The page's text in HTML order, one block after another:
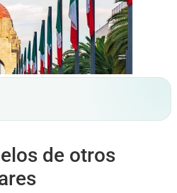
de otros